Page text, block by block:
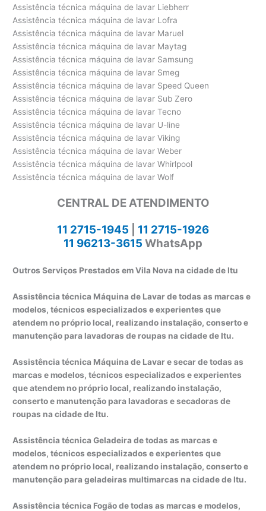
Assistência técnica máquina de lavar Liebherr
Assistência técnica máquina de lavar Lofra
Assistência técnica máquina de lavar Maruel
Assistência técnica máquina de lavar Maytag
Assistência técnica máquina de lavar Samsung
Assistência técnica máquina de lavar Smeg
Assistência técnica máquina de lavar Speed Queen
Assistência técnica máquina de lavar Sub Zero
Assistência técnica máquina de lavar Tecno
Assistência técnica máquina de lavar U-line
Assistência técnica máquina de lavar Viking
Assistência técnica máquina de lavar Weber
Assistência técnica máquina de lavar Whirlpool
Assistência técnica máquina de lavar Wolf
CENTRAL DE ATENDIMENTO
11 2715-1945
11 2715-1926
11 96213-3615 WhatsApp
Outros Serviços Prestados em Vila Nova na cidade de Itu
Assistência técnica Máquina de Lavar de todas as marcas e
modelos, técnicos especializados e experientes que
atendem no próprio local, realizando instalação, conserto e
manutenção para lavadoras de roupas na cidade de Itu.
Assistência técnica Máquina de Lavar e secar de todas as
marcas e modelos, técnicos especializados e experientes
que atendem no próprio local, realizando instalação,
conserto e manutenção para lavadoras e secadoras de
roupas na cidade de Itu.
Assistência técnica Geladeira de todas as marcas e
modelos, técnicos especializados e experientes que
atendem no próprio local, realizando instalação, conserto e
manutenção para geladeiras multimarcas na cidade de Itu.
Assistência técnica Fogão de todas as marcas e modelos,